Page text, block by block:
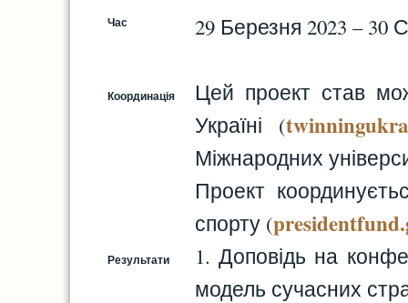
Час 29 Березня 2023 – 30
Координація
Цей проект став
Україні (
Міжнародних
Проект
спорту (
Результати
1. Доповідь на
модель сучасних